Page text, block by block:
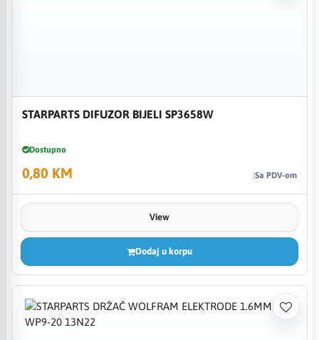
STARPARTS DIFUZOR BIJELI SP3658W
Dostupno
0,80 KM Sa PDV-om
View
Dodaj u korpu